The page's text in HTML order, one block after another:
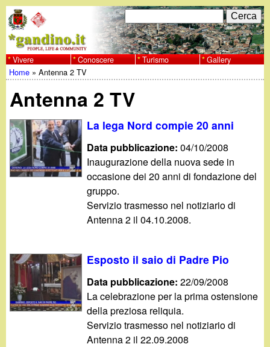
al
contenuto
principale
w
w
w
.
g
d
i
F
o
r
m
d
i
r
c
r
c
a
C
e
r
c
Vivere Conoscere Turismo Gallery
Tu
sei
qui
Home »Antenna 2 TV
Antenna 2 TV
La lega Nord compie 20 anni
Data pubblicazione:04/10/2008
Inaugurazione della nuova sede in
occasione dei 20 anni di fondazione del
gruppo.
Servizio trasmesso nel notiziario di
Antenna 2 il 04.10.2008.
Esposto il saio di Padre Pio
Data pubblicazione:22/09/2008
La celebrazione per la prima ostensione
della preziosa reliquia.
Servizio trasmesso nel notiziario di
Antenna 2 il 22.09.2008